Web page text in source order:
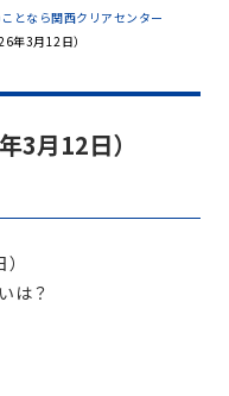
となら関西クリアセンター
年3月12日）
3月12日）
は？